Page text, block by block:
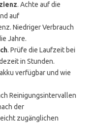
. Achte auf die
auf
Niedriger Verbrauch
Jahre.
. Prüfe die Laufzeit bei
in Stunden.
verfügbar und wie
Reinigungsintervallen
der
zugänglichen